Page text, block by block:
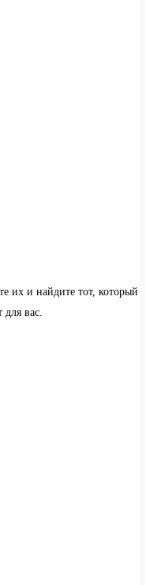
их и найдите тот, который
для вас.